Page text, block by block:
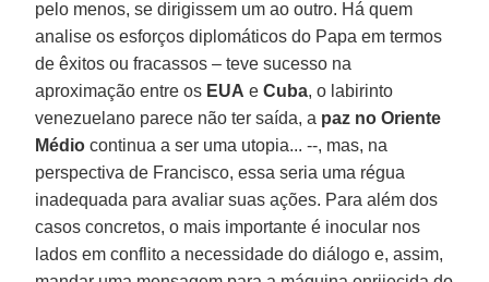
pelo menos, se dirigissem um ao outro. Há quem
analise os esforços diplomáticos do Papa em termos
de êxitos ou fracassos – teve sucesso na
aproximação entre os EUA eCuba, o labirinto
venezuelano parece não ter saída, a paz no Oriente
Médio continua a ser uma utopia... --, mas, na
perspectiva de Francisco, essa seria uma régua
inadequada para avaliar suas ações. Para além dos
casos concretos, o mais importante é inocular nos
lados em conflito a necessidade do diálogo e, assim,